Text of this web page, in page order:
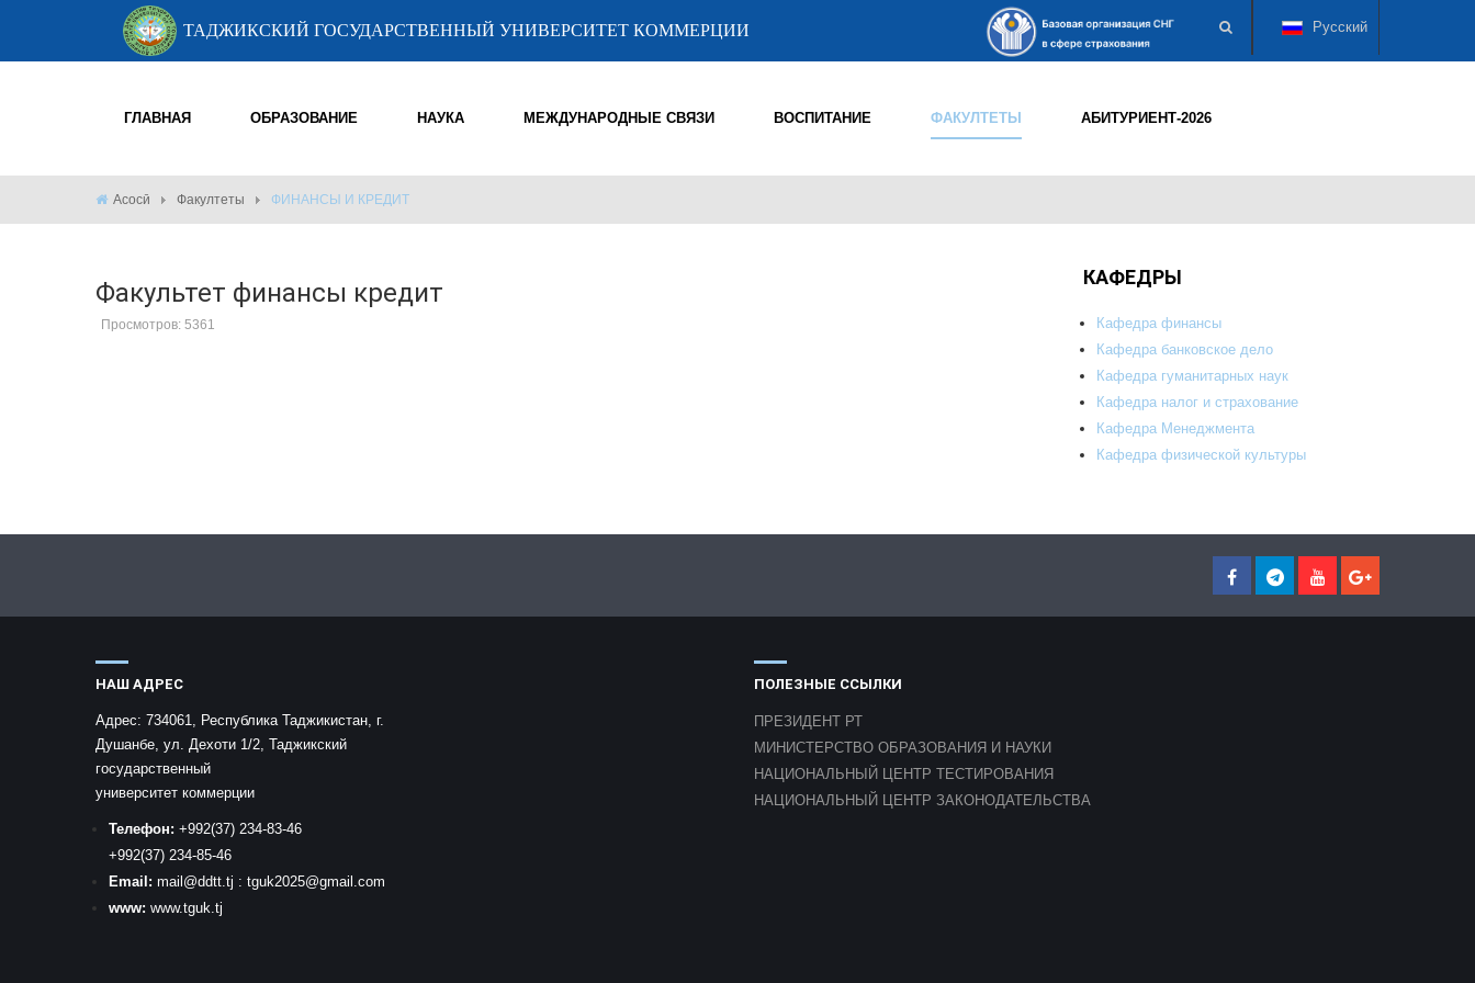
ТАДЖИКСКИЙ ГОСУДАРСТВЕННЫЙ УНИВЕРСИТЕТ КОММЕРЦИИ Русский
ГЛАВНАЯ ОБРАЗОВАНИЕ НАУКА МЕЖДУНАРОДНЫЕ СВЯЗИ ВОСПИТАНИЕ ФАКУЛТЕТЫ АБИТУРИЕНТ-2026
Асосӣ Факултеты ФИНАНСЫ И КРЕДИТ
Факультет финансы кредит
Просмотров: 5361
КАФЕДРЫ
Кафедра финансы
Кафедра банковское дело
Кафедра гуманитарных наук
Кафедра налог и страхование
Кафедра Менеджмента
Кафедра физической культуры
НАШ АДРЕС
Адрес: 734061, Республика Таджикистан, г.
Душанбе, ул. Дехоти 1/2, Таджикский
государственный
университет коммерции
Телефон: +992(37) 234-83-46
+992(37) 234-85-46
Email: mail @ddtt.tj : tguk2025@gmail.com
www: www.tguk.tj
ПОЛЕЗНЫЕ ССЫЛКИ
ПРЕЗИДЕНТ РТ
МИНИСТЕРСТВО ОБРАЗОВАНИЯ И НАУКИ
НАЦИОНАЛЬНЫЙ ЦЕНТР ТЕСТИРОВАНИЯ
НАЦИОНАЛЬНЫЙ ЦЕНТР ЗАКОНОДАТЕЛЬСТВА